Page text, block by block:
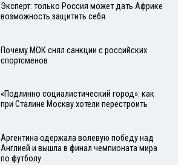
Эксперт: только Россия может дать Африке
возможность защитить себя
Почему МОК снял санкции с российских
спортсменов
«Подлинно социалистический город»: как
при Сталине Москву хотели перестроить
Аргентина одержала волевую победу над
Англией и вышла в финал чемпионата мира
по футболу